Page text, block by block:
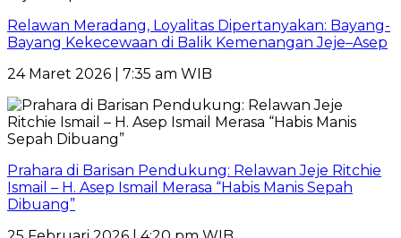
Relawan Meradang, Loyalitas Dipertanyakan: Bayang-
Bayang Kekecewaan di Balik Kemenangan Jeje–Asep
24 Maret 2026 | 7:35 am WIB
Prahara di Barisan Pendukung: Relawan Jeje Ritchie
Ismail – H. Asep Ismail Merasa “Habis Manis Sepah
Dibuang”